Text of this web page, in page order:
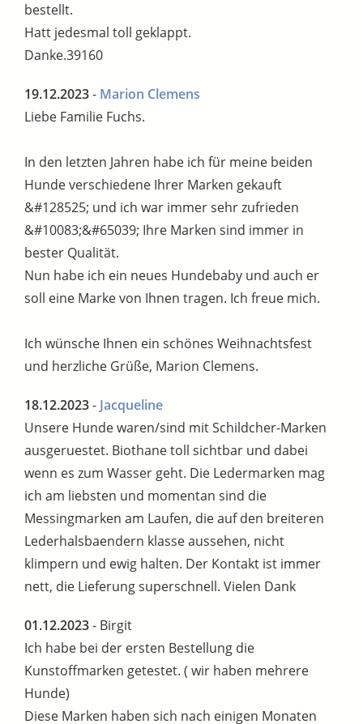
bestellt.
Hatt jedesmal toll geklappt.
Danke.39160
19.12.2023- Marion Clemens
Liebe Familie Fuchs.
In den letzten Jahren habe ich für meine beiden
Hunde verschiedene Ihrer Marken gekauft
&#128525; und ich war immer sehr zufrieden
&#10083;&#65039; Ihre Marken sind immer in
bester Qualität.
Nun habe ich ein neues Hundebaby und auch er
soll eine Marke von Ihnen tragen. Ich freue mich.
Ich wünsche Ihnen ein schönes Weihnachtsfest
und herzliche Grüße, Marion Clemens.
18.12.2023- Jacqueline
Unsere Hunde waren/sind mit Schildcher-Marken
ausgeruestet. Biothane toll sichtbar und dabei
wenn es zum Wasser geht. Die Ledermarken mag
ich am liebsten und momentan sind die
Messingmarken am Laufen, die auf den breiteren
Lederhalsbaendern klasse aussehen, nicht
klimpern und ewig halten. Der Kontakt ist immer
nett, die Lieferung superschnell. Vielen Dank
01.12.2023- Birgit
Ich habe bei der ersten Bestellung die
Kunstoffmarken getestet. ( wir haben mehrere
Hunde)
Diese Marken haben sich nach einigen Monaten